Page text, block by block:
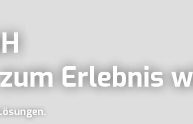
Erlebnis